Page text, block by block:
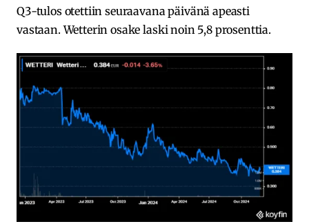
Q3-tulos otettiin seuraavana päivänä apeasti
vastaan. Wetterin osake laski noin 5,8 prosenttia.